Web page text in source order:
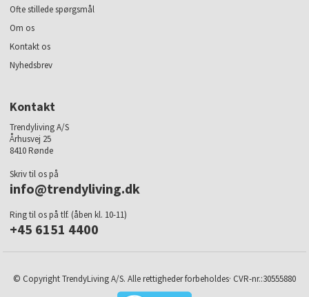
Ofte stillede spørgsmål
Om os
Kontakt os
Nyhedsbrev
Kontakt
Trendyliving A/S
Århusvej 25
8410 Rønde
Skriv til os på
info@trendyliving.dk
Ring til os på tlf. (åben kl. 10-11)
+45 6151 4400
© Copyright TrendyLiving A/S. Alle rettigheder forbeholdes· CVR-nr.:30555880